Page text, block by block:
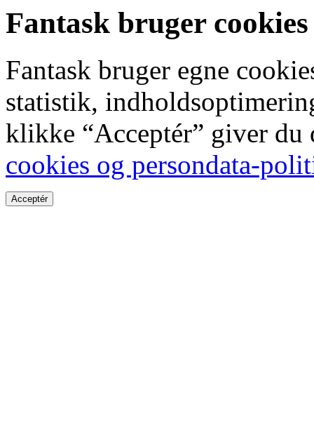
Fantask bruger cookies
Fantask bruger egne
statistik,
klikke “Acceptér” giver
cookies og persondata-
Acceptér